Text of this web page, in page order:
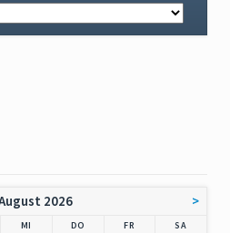
2026 >
MI DO NNERSTAG
FR SAMSTAG